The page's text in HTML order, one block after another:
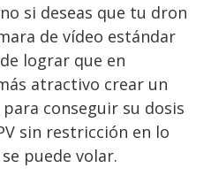
si deseas que tu dron
de vídeo estándar
lograr que en
atractivo crear un
conseguir su dosis
sin restricción en lo
puede volar.